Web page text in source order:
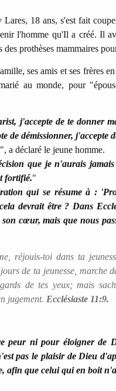
18 ans, s'est fait
l'homme qu'Il a créé. Il
prothèses mammaires
ses amis et ses frères
au monde, pour
j'accepte de te donner
de démissionner, j'accepte
", a déclaré le jeune homme.
que je n'aurais
fortifié."
qui se résume à :
devrait être ? Dans
cœur, mais que nous
réjouis-toi dans ta
de ta jeunesse, marche
de tes yeux; mais
jugement. Ecclésiaste 11:9.
peur ni pour éloigner de
pas le plaisir de Dieu
afin que celui qui en boit